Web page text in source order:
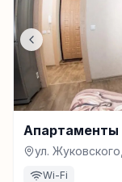
Апартаменты
ул.
Wi-Fi